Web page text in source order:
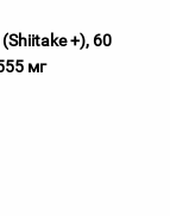
+), 60
мг